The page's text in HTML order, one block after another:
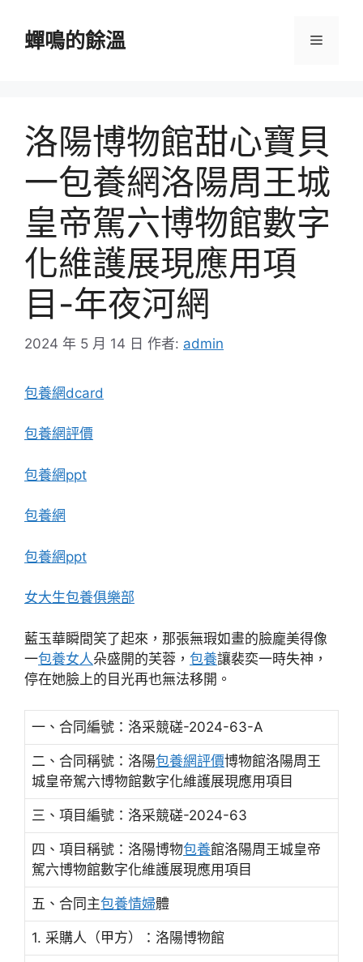
蟬鳴的餘溫 選
洛陽博物館甜心寶貝
一包養網洛陽周王城
皇帝駕六博物館數字
化維護展現應用項
目-年夜河網
2024 年 5 月 14 日 作者: admin
包養網dcard
包養網評價
包養網ppt
包養網
包養網ppt
女大生包養俱樂部
藍玉華瞬間笑了起來，那張無瑕如畫的臉龐美得像
一包養女人朵盛開的芙蓉， 包養讓裴奕一時失神，
停在她臉上的目光再也無法移開。
一、合同編號：洛采競磋-2024-63-A
二、合同稱號：洛陽包養網評價博物館洛陽周王
城皇帝駕六博物館數字化維護展現應用項目
三、項目編號：洛采競磋-2024-63
四、項目稱號：洛陽博物包養館洛陽周王城皇帝
駕六博物館數字化維護展現應用項目
五、合同主包養情婦體
1. 采購人（甲方）：洛陽博物館